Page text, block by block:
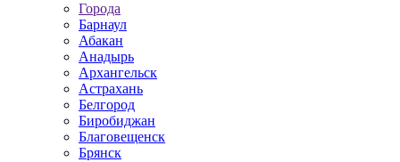
Города
Барнаул
Абакан
Анадырь
Архангельск
Астрахань
Белгород
Биробиджан
Благовещенск
Брянск